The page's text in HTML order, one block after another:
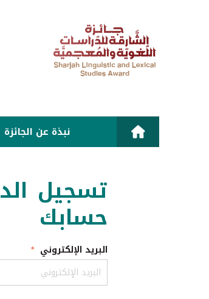
نبذة عن الجائزة
تسجيل
حسابك
البريد الإلكتروني